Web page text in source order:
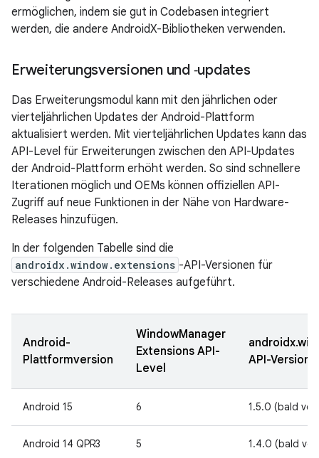
ermöglichen, indem sie gut in Codebasen integriert
werden, die andere AndroidX-Bibliotheken verwenden.
Erweiterungsversionen und ‑updates
Das Erweiterungsmodul kann mit den jährlichen oder
vierteljährlichen Updates der Android-Plattform
aktualisiert werden. Mit vierteljährlichen Updates kann das
API-Level für Erweiterungen zwischen den API-Updates
der Android-Plattform erhöht werden. So sind schnellere
Iterationen möglich und OEMs können offiziellen API-
Zugriff auf neue Funktionen in der Nähe von Hardware-
Releases hinzufügen.
In der folgenden Tabelle sind die
androidx.window.extensions -API-Versionen für
verschiedene Android-Releases aufgeführt.
Android-
Plattformversion
WindowManager
Extensions API-
Level
API-Version
Android 15 6 1.5.0 (bald
Android 14 QPR3 5 1.4.0 (bald